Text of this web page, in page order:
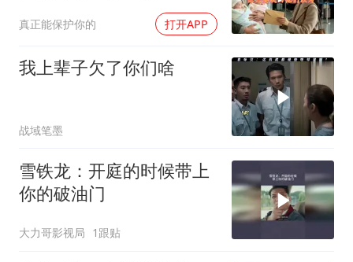
真正能保护你的 打开APP
我上辈子欠了你们啥
战域笔墨
雪铁龙：开庭的时候带上
你的破油门
大力哥影视局 1跟贴